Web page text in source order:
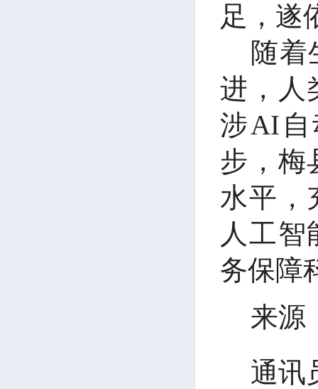
足，遂
随着
进，人
涉AI自
步，梅
水平，
人工智
务保障
来源
通讯